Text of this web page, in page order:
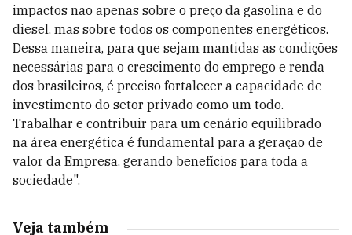
impactos não apenas sobre o preço da gasolina e do
diesel, mas sobre todos os componentes energéticos.
Dessa maneira, para que sejam mantidas as condições
necessárias para o crescimento do emprego e renda
dos brasileiros, é preciso fortalecer a capacidade de
investimento do setor privado como um todo.
Trabalhar e contribuir para um cenário equilibrado
na área energética é fundamental para a geração de
valor da Empresa, gerando benefícios para toda a
sociedade".
Veja também